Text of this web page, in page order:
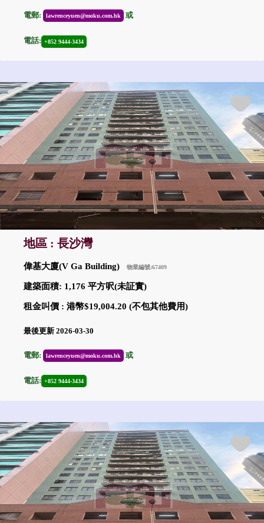
電郵: lawrenceyuen@moku.com.hk 或
電話: +852 9444-3434
地區 : 長沙灣
偉基大廈(V Ga Building) 物業編號:67409
建築面積: 1,176 平方呎(未証實)
租金叫價 : 港幣$19,004.20 (不包其他費用)
最後更新 2026-03-30
電郵: lawrenceyuen@moku.com.hk 或
電話: +852 9444-3434